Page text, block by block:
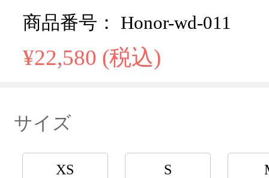
商品番号： Honor-wd-011
¥22,580 (税込)
サイズ
XS S